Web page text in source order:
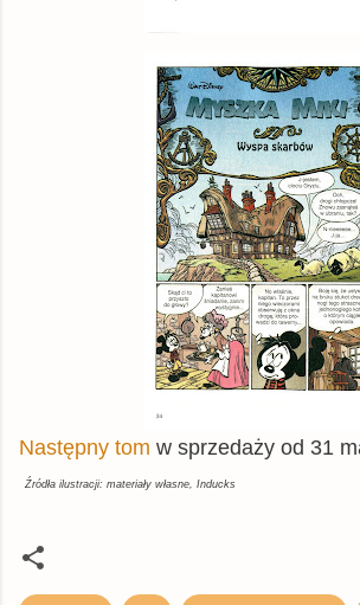
Następny tom w sprzedaży od 31
Źródła ilustracji: materiały własne, Inducks